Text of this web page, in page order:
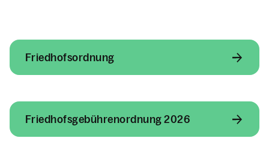
Fotogalerie / Rückblick Pfarrleben
Friedhofsordnung
Friedhofsgebührenordnung 2026